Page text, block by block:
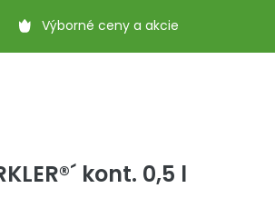
Výborné ceny a akcie
kont. 0,5 l